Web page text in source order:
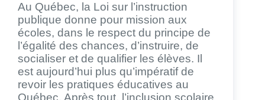
Au Québec, la Loi sur l’instruction
publique donne pour mission aux
écoles, dans le respect du principe de
l’égalité des chances, d’instruire, de
socialiser et de qualifier les élèves. Il
est aujourd’hui plus qu’impératif de
revoir les pratiques éducatives au